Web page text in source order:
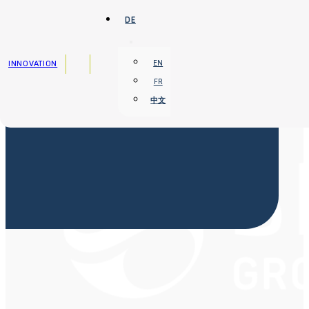
Zum Hauptinhalt springen Zum Footer springen
INNOVATION
DE
EN
FR
中文